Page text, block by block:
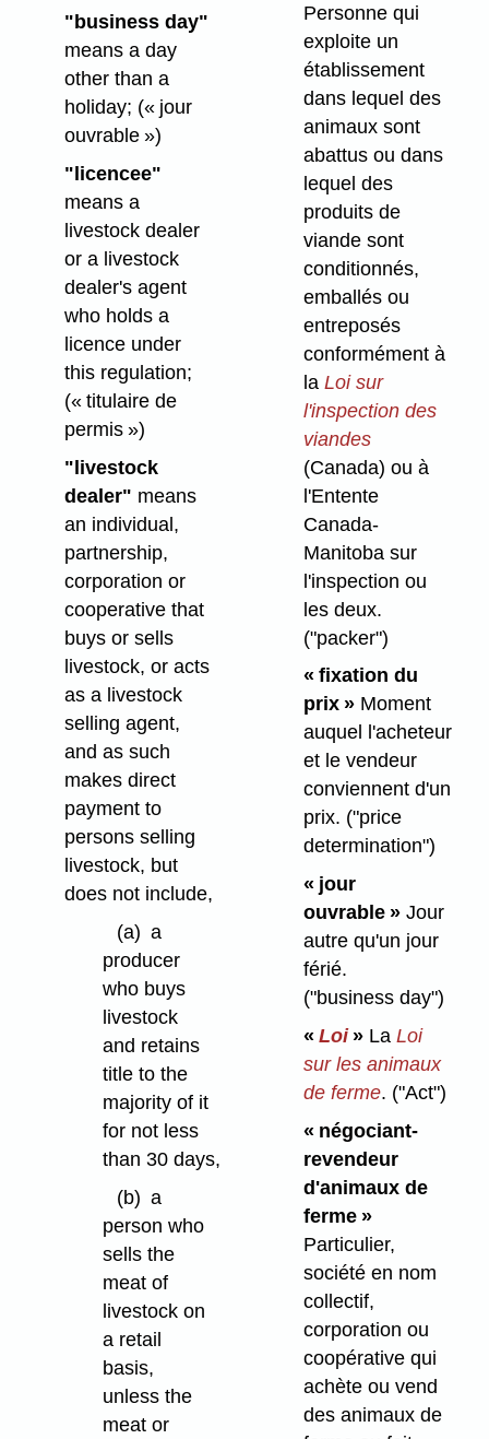
"business day"
means a day
other than a
holiday; (« jour
ouvrable »)
"licencee"
means a
livestock dealer
or a livestock
dealer's agent
who holds a
licence under
this regulation;
(« titulaire de
permis »)
"livestock
dealer" means
an individual,
partnership,
corporation or
cooperative that
buys or sells
livestock, or acts
as a livestock
selling agent,
and as such
makes direct
payment to
persons selling
livestock, but
does not include,
(a) a
producer
who buys
livestock
and retains
title to the
majority of it
for not less
than 30 days,
(b) a
person who
sells the
meat of
livestock on
a retail
basis,
unless the
meat or
Personne qui
exploite un
établissement
dans lequel des
animaux sont
abattus ou dans
lequel des
produits de
viande sont
conditionnés,
emballés ou
entreposés
conformément à
la Loi sur
l'inspection des
viandes
(Canada) ou à
l'Entente
Canada-
Manitoba sur
l'inspection ou
les deux.
("packer")
« fixation du
prix »Moment
auquel l'acheteur
et le vendeur
conviennent d'un
prix. ("price
determination")
« jour
ouvrable »Jour
autre qu'un jour
férié.
("business day")
« Loi»La Loi
sur les animaux
de ferme. ("Act")
« négociant-
revendeur
d'animaux de
ferme »
Particulier,
société en nom
collectif,
corporation ou
coopérative qui
achète ou vend
des animaux de